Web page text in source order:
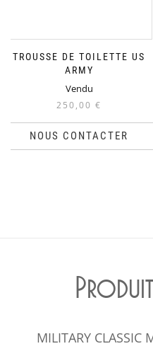
TROUSSE DE TOILETTE US
ARMY
Vendu
250,00 €
NOUS CONTACTER
MILITARY